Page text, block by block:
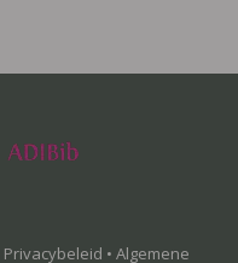
Privacybeleid • Algemene